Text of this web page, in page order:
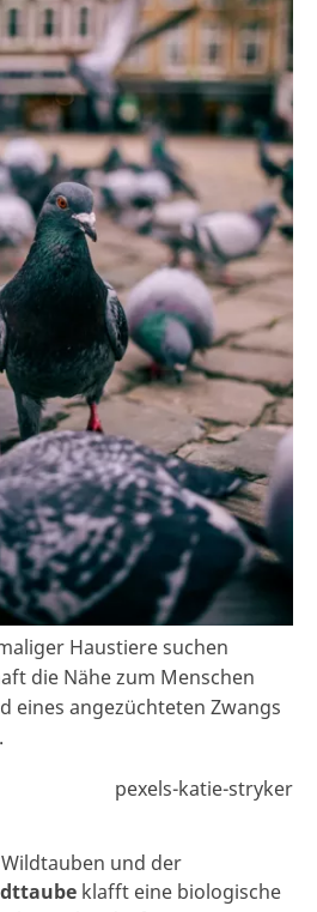
Haustiere suchen
die Nähe zum Menschen
eines angezüchteten Zwangs
pexels-katie-stryker
und der
klafft eine biologische